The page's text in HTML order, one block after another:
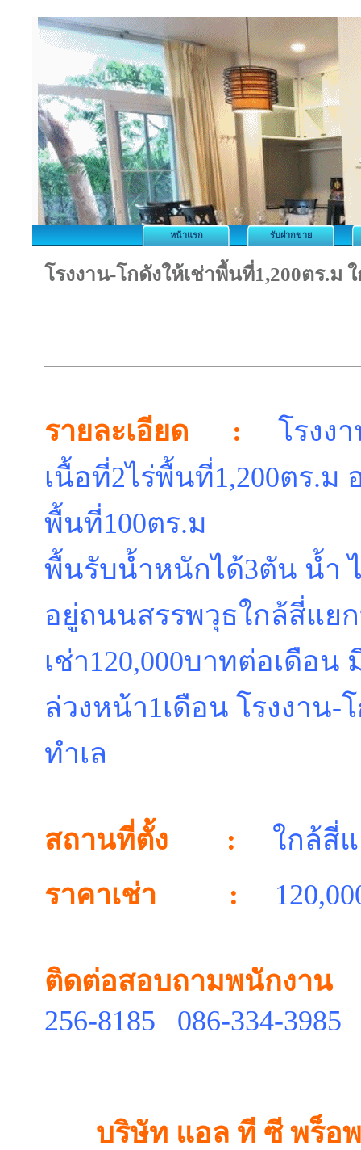
หน้าแรก รับฝากขาย
โรงงาน-โกดังให้เช่าพื้นที่1,200ตร.ม
รายละเอียด :
โรงง
เนื้อที่2ไร่พื้นที่1,200ตร.ม
พื้นที่100ตร.ม
พื้นรับน้ำหนักได้3ตัน น้ำ
อยู่ถนนสรรพวุธใกล้สี่แย
เช่า120,000บาทต่อเดือน
ล่วงหน้า1เดือน โรงงาน-
ทำเล
สถานที่ตั้ง :
ใกล้สี่
ราคาเช่า :
ติดต่อสอบถามพนักงา
256-8185 086-334-3985
บริษัท แอล ที ซี พร็อ